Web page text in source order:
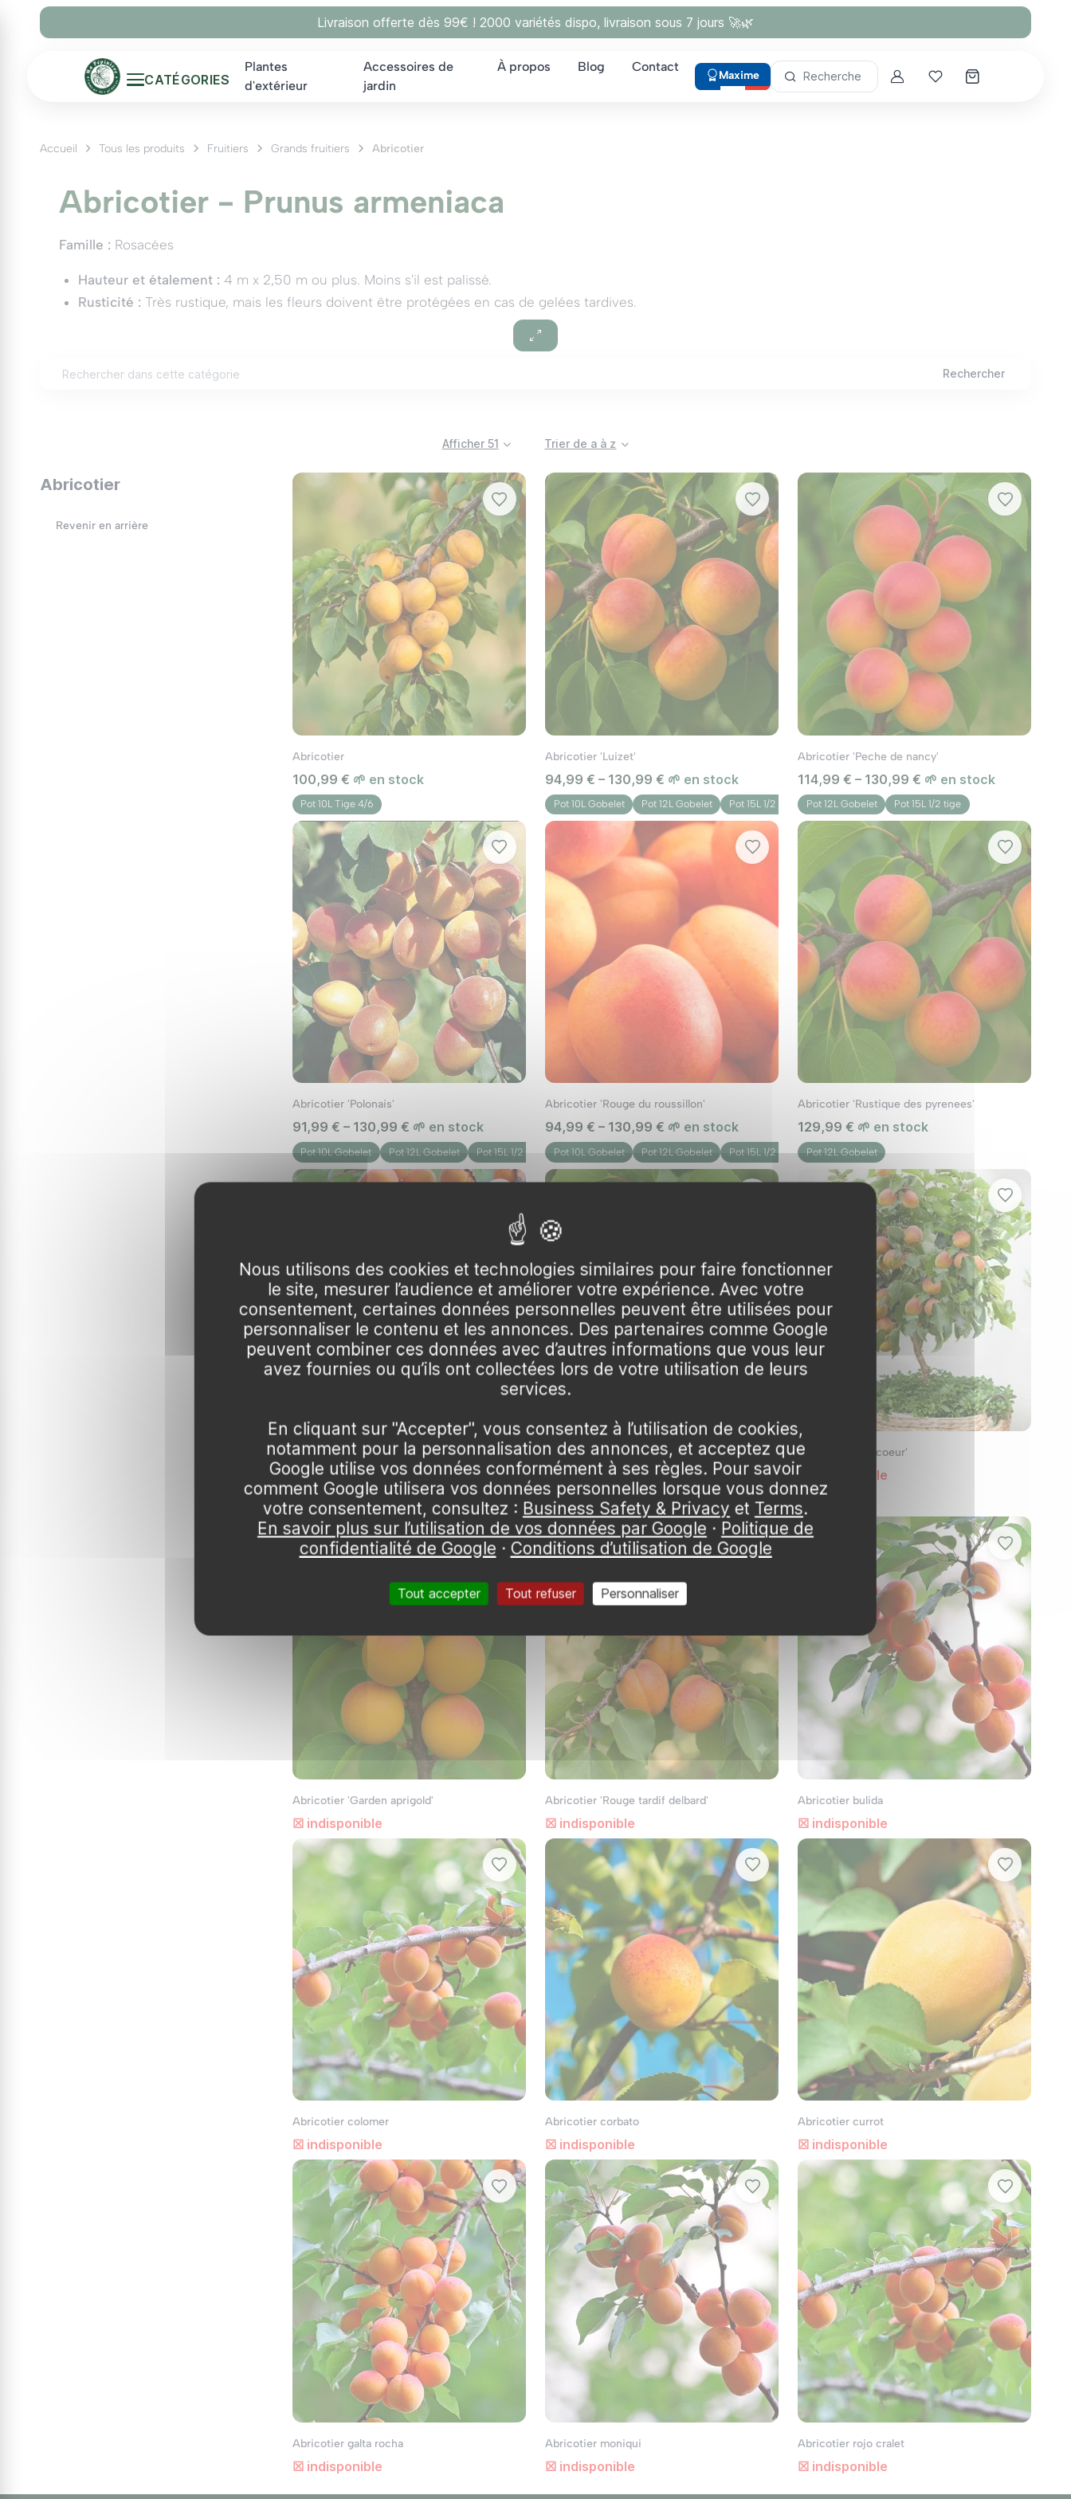
Livraison offerte dès 99€ ! 2000 variétés dispo, livraison sous 7 jours 🚀🌿
CATÉGORIES
Plantes
d'extérieur
Accessoires de
jardin
À propos Blog Contact
Maxime Recherche AccountMes coups de cœur
Accueil Tous les produits Fruitiers Grands fruitiers Abricotier
Abricotier - Prunus armeniaca
Famille : Rosacées
Hauteur et étalement : 4 m x 2,50 m ou plus. Moins s'il est palissé.
Rusticité : Très rustique, mais les fleurs doivent être protégées en cas de gelées tardives.
Pollinisation :Autofertile.
'Goldcot'
'Isabelle'
Un jaune orangé tendre doit son nom à la teinte douce et chaude des abricots. À pleine maturité, ces fruits ovales de 5 cm de long offrent une saveur
profonde qui déploie toute sa subtilité lorsqu'on les déguste au pied de l'arbre. La culture commerciale est destinée à être séchée ou à la conservation.
L'abricotier est un arbre caduc originaire du nord de la Chine. Après avoir gagné le Moyen-Orient, il s’est répandu en Europe. Ses fleurs blanches ou
roses, de 4 cm de diamètre, éclosent entre la fin de l'hiver et le printemps, sur les branches nues. Les feuilles, tout d'abord enroulées sur elles-mêmes,
sont arrondies et elliptiques à extrémité (jusqu'à 12 cm de long). La pleine maturation des fruits exige des étés longs et chauds. Les gelées tardives
Sous climat frais, il est vivement conseillé de les palisser le long d'un mur chaud ou de les cultiver sous serre non chauffée pour les protéger du froid.
Avec l'âge, son tronc devient tortueux.
Le printemps est la saison de la taille et de la formation des abricotiers. Pour obtenir un arbre à ramure ouverte, conservez trois ou quatre branches
charpentières sur un tronc dégagé d'au moins 75 cm de haut. Sous un climat chaud qui favorise une fructification abondante, l'éclaircissage des fruits
en été est idéal. Sous climat frais, on conduira la plante en éventail. Une fois la plante établie, supprimez les rameaux feuillus masquant le soleil aux
fruits en été. Après la cueillette, rabattez les rameaux qui ont fructifié pour laisser la place à des pousses de remplacement bien placées que vous
Rechercher
Afficher 51 Trier de a à z
Abricotier
Revenir en arrière
Abricotier
100,99 € 🌱 en stock
Pot 10L Tige 4/6
Abricotier 'Luizet'
94,99 € – 130,99 € 🌱 en stock
Pot 10L Gobelet Pot 12L Gobelet Pot 15L 1/2 tige
Abricotier 'Peche de nancy'
114,99 € – 130,99 € 🌱 en stock
Pot 12L Gobelet Pot 15L 1/2 tige
Abricotier 'Polonais'
91,99 € – 130,99 € 🌱 en stock
Pot 10L Gobelet Pot 12L Gobelet Pot 15L 1/2 tige
Abricotier 'Rouge du roussillon'
94,99 € – 130,99 € 🌱 en stock
Pot 10L Gobelet Pot 12L Gobelet Pot 15L 1/2 tige
Abricotier 'Rustique des pyrenees'
129,99 € 🌱 en stock
Pot 12L Gobelet
Abricotier bergeron
94,99 € – 114,99 € 🌱 en stock
Pot 10L Gobelet Pot 12L Gobelet
Abricotier 'Compacta'
☒ indisponible
Abricotier 'Doucoeur'
☒ indisponible
Abricotier 'Garden aprigold'
☒ indisponible
Abricotier 'Rouge tardif delbard'
☒ indisponible
Abricotier bulida
☒ indisponible
Abricotier colomer
☒ indisponible
Abricotier corbato
☒ indisponible
Abricotier currot
☒ indisponible
Abricotier galta rocha
☒ indisponible
Abricotier moniqui
☒ indisponible
Abricotier rojo cralet
☒ indisponible
Panneau de gestion des cookies
Nous utilisons des cookies et technologies similaires pour faire fonctionner
le site, mesurer l’audience et améliorer votre expérience. Avec votre
consentement, certaines données personnelles peuvent être utilisées pour
personnaliser le contenu et les annonces. Des partenaires comme Google
peuvent combiner ces données avec d’autres informations que vous leur
avez fournies ou qu’ils ont collectées lors de votre utilisation de leurs
services.
En cliquant sur "Accepter", vous consentez à l’utilisation de cookies,
notamment pour la personnalisation des annonces, et acceptez que
Google utilise vos données conformément à ses règles. Pour savoir
comment Google utilisera vos données personnelles lorsque vous donnez
votre consentement, consultez : Business Safety & Privacy et Terms.
En savoir plus sur l’utilisation de vos données par Google · Politique de
confidentialité de Google · Conditions d’utilisation de Google
Tout accepter Tout refuser Personnaliser